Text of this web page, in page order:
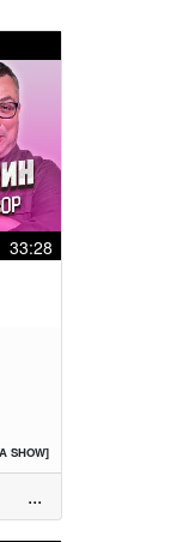
33:28
SHOW]
...